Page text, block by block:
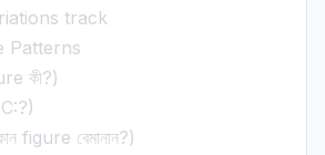
track
Patterns
কী?)
figure বেমানান?)